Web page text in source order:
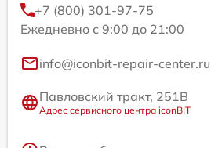
+7 (800) 301-97-75
Ежедневно с 9:00 до 21:00
info@iconbit-repair-center.ru
Павловский тракт, 251В
Адрес сервисного центра iconBIT